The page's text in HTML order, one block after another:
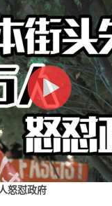
怒怼政府